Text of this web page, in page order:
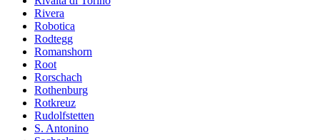
Rivera
Robotica
Rodtegg
Romanshorn
Root
Rorschach
Rothenburg
Rotkreuz
Rudolfstetten
S. Antonino